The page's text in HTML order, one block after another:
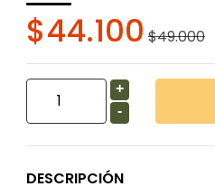
$44.100 $49.000
+
-
DESCRIPCIÓN